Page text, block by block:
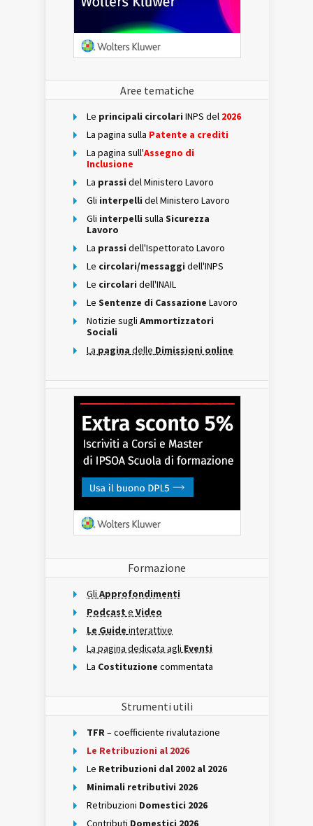
Aree tematiche
Le principali circolari INPS del 2026
La pagina sulla Patente a crediti
La pagina sull'Assegno di
Inclusione
La prassi del Ministero Lavoro
Gli interpelli del Ministero Lavoro
Gli interpelli sulla Sicurezza
Lavoro
La prassi dell'Ispettorato Lavoro
Le circolari/messaggi dell'INPS
Le circolari dell'INAIL
Le Sentenze di Cassazione Lavoro
Notizie sugli Ammortizzatori
Sociali
La pagina delle Dimissioni online
Formazione
Gli Approfondimenti
Podcast e Video
Le Guide interattive
La pagina dedicata agli Eventi
La Costituzione commentata
Strumenti utili
TFR– coefficiente rivalutazione
Le Retribuzioni al 2026
Le Retribuzioni dal 2002 al 2026
Minimali retributivi 2026
Retribuzioni Domestici 2026
Contributi Domestici 2026